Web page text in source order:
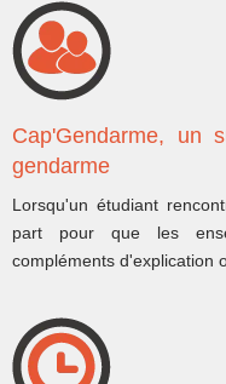
Cap'Gendarme, un
gendarme
Lorsqu'un étudiant
part pour que les
compléments d'explication